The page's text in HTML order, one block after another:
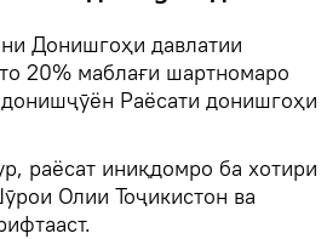
Донишгоҳи давлатии
20% маблағи шартномаро
Раёсати донишгоҳи
раёсат иниқдомро ба хотири
Олии Тоҷикистон ва